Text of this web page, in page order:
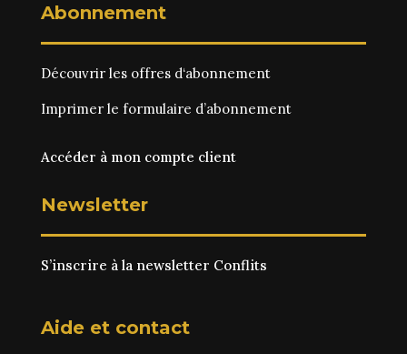
Abonnement
Découvrir les offres d‘abonnement
Imprimer le formulaire d’abonnement
Accéder à mon compte client
Newsletter
S’inscrire à la newsletter Conflits
Aide et contact